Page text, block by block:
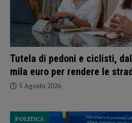
Tutela di pedoni e ciclisti,
mila euro per rendere le
5 Agosto 2026
POLITICA